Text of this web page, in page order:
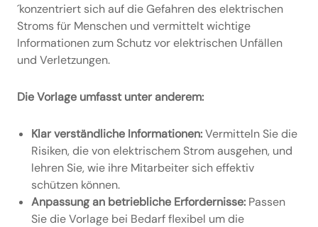
´konzentriert sich auf die Gefahren des elektrischen
Stroms für Menschen und vermittelt wichtige
Informationen zum Schutz vor elektrischen Unfällen
und Verletzungen.
Die Vorlage umfasst unter anderem:
Klar verständliche Informationen:Vermitteln Sie die
Risiken, die von elektrischem Strom ausgehen, und
lehren Sie, wie ihre Mitarbeiter sich effektiv
schützen können.
Anpassung an betriebliche Erfordernisse: Passen
Sie die Vorlage bei Bedarf flexibel um die